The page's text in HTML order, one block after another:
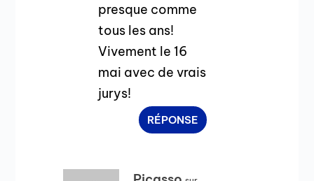
presque comme
tous les ans!
Vivement le 16
mai avec de vrais
jurys!
RÉPONSE